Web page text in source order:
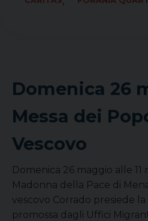
Domenica 26
Messa dei
Vescovo
Domenica 26 maggio alle 11
Madonna della Pace di
vescovo Corrado presiede la
promossa dagli Uffici